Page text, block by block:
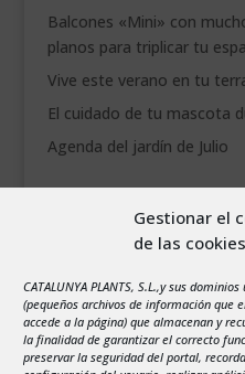
Gestionar el
de las cookies
CATALUNYA PLANTS, S.L.,y sus
(pequeños archivos de información que
accede a la página) que almacenan y
la finalidad de garantizar el correcto
preservar la seguridad del portal,
Balcones «Mini» con
planos para triplicar tu
Vive este verano en tu
El cuidado de tu mascota
Agenda del jardín de Julio
X J
3
4 5 6
10
11 12 13
17
18 19 20